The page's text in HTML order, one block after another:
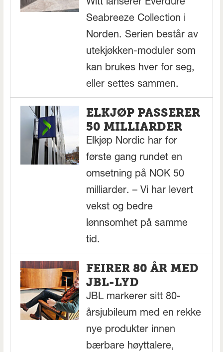
Witt lanserer Everdure
Seabreeze Collection i
Norden. Serien består av
utekjøkken-moduler som
kan brukes hver for seg,
eller settes sammen.
ELKJØP PASSERER
50 MILLIARDER
Elkjøp Nordic har for
første gang rundet en
omsetning på NOK 50
milliarder. – Vi har levert
vekst og bedre
lønnsomhet på samme
tid.
FEIRER 80 ÅR MED
JBL-LYD
JBL markerer sitt 80-
årsjubileum med en rekke
nye produkter innen
bærbare høyttalere,